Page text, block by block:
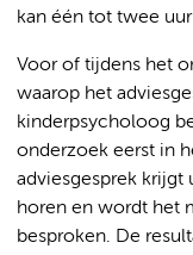
kan één tot twee
Voor of tijdens het
waarop het
kinderpsycholoog
onderzoek eerst in
adviesgesprek krijgt
horen en wordt het
besproken. De